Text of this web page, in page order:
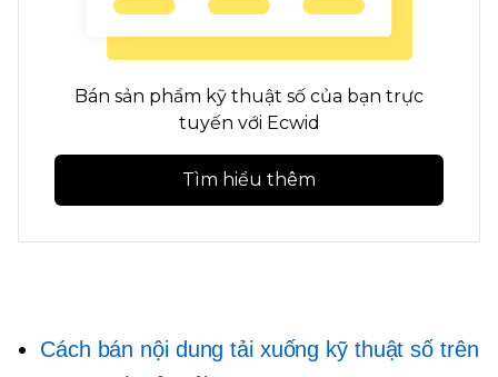
Bán sản phẩm kỹ thuật số của bạn trực
tuyến với Ecwid
Tìm hiểu thêm
Cách bán nội dung tải xuống kỹ thuật số trên